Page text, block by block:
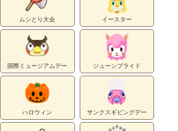
ムシとり大会 イースター
国際ミュージアムデー ジューンブライド
ハロウィン サンクスギビングデー